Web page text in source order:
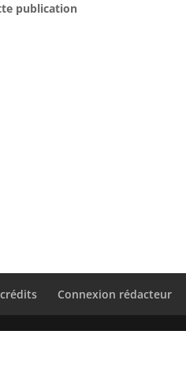
publication
Connexion rédacteur